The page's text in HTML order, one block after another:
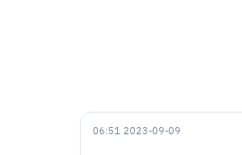
2023-09-09 06:51